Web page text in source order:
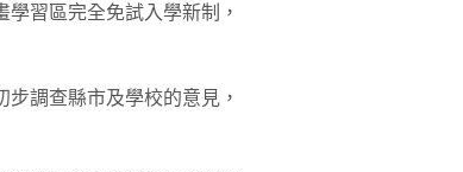
習區完全免試入學新制，
調查縣市及學校的意見，